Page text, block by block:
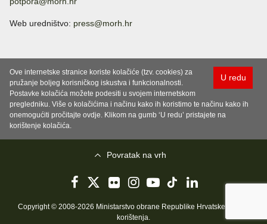
Web uredništvo: press@morh.hr
U redu
Ove internetske stranice koriste kolačiće (tzv. cookies) za
pružanje boljeg korisničkog iskustva i funkcionalnosti.
Postavke kolačića možete podesiti u svojem internetskom
pregledniku. Više o kolačićima i načinu kako ih koristimo te načinu kako ih
onemogućiti pročitajte ovdje. Klikom na gumb ‘U redu’ pristajete na
korištenje kolačića.
Povratak na vrh
Copyright © 2008-2026 Ministarstvo obrane Republike Hrvatske..
korištenja.